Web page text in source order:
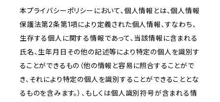
本プライバシーポリシーにおいて、個人情報とは、個人情報
保護法第2条第1項により定義された個人情報、すなわち、
生存する個人に関する情報であって、当該情報に含まれる
氏名、生年月日その他の記述等により特定の個人を識別す
ることができるもの（他の情報と容易に照合することがで
き、それにより特定の個人を識別することができることとな
るものを含みます。）、もしくは個人識別符号が含まれる情